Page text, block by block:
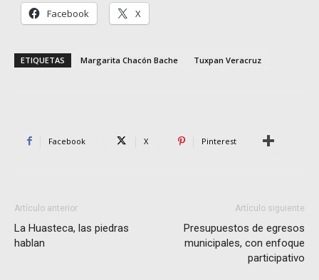
Facebook X
ETIQUETAS Margarita Chacón Bache Tuxpan Veracruz
Facebook X Pinterest
Artículo anterior
La Huasteca, las piedras
hablan
Artículo siguiente
Presupuestos de egresos
municipales, con enfoque
participativo